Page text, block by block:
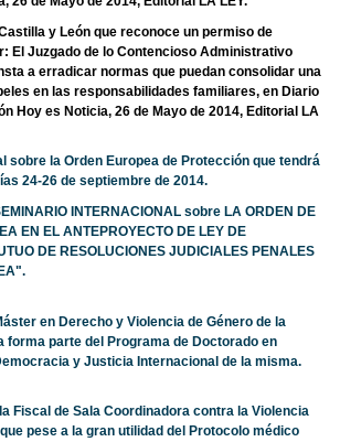
y León que reconoce un permiso de
El Juzgado de lo Contencioso Administrativo
a erradicar normas que puedan consolidar una
en las responsabilidades familiares, en Diario
Hoy es Noticia, 26 de Mayo de 2014, Editorial LA
sobre la Orden Europea de Protección que tendrá
24-26 de septiembre de 2014.
INTERNACIONAL sobre LA ORDEN DE
EN EL ANTEPROYECTO DE LEY DE
DE RESOLUCIONES JUDICIALES PENALES
en Derecho y Violencia de Género de la
forma parte del Programa de Doctorado en
y Justicia Internacional de la misma.
Fiscal de Sala Coordinadora contra la Violencia
pese a la gran utilidad del Protocolo médico